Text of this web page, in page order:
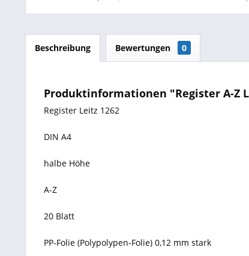
Beschreibung Bewertungen 0
Produktinformationen "Register A-Z
Register Leitz 1262
DIN A4
halbe Höhe
A-Z
20 Blatt
PP-Folie (Polypolypen-Folie) 0,12 mm stark